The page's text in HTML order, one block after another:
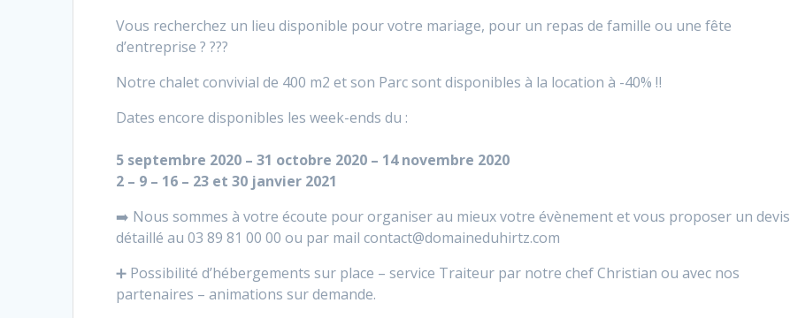
Vous recherchez un lieu disponible pour votre mariage, pour un repas de famille ou une fête
d’entreprise ? ???
Notre chalet convivial de 400 m2 et son Parc sont disponibles à la location à -40% ‼️
Dates encore disponibles les week-ends du :
5 septembre 2020 – 31 octobre 2020 – 14 novembre 2020
2 – 9 – 16 – 23 et 30 janvier 2021
➡️ Nous sommes à votre écoute pour organiser au mieux votre évènement et vous proposer un devis
détaillé au 03 89 81 00 00 ou par mail contact@domaineduhirtz.com
➕ Possibilité d’hébergements sur place – service Traiteur par notre chef Christian ou avec nos
partenaires – animations sur demande.